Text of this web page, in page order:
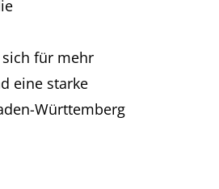
für mehr
eine starke
Württemberg